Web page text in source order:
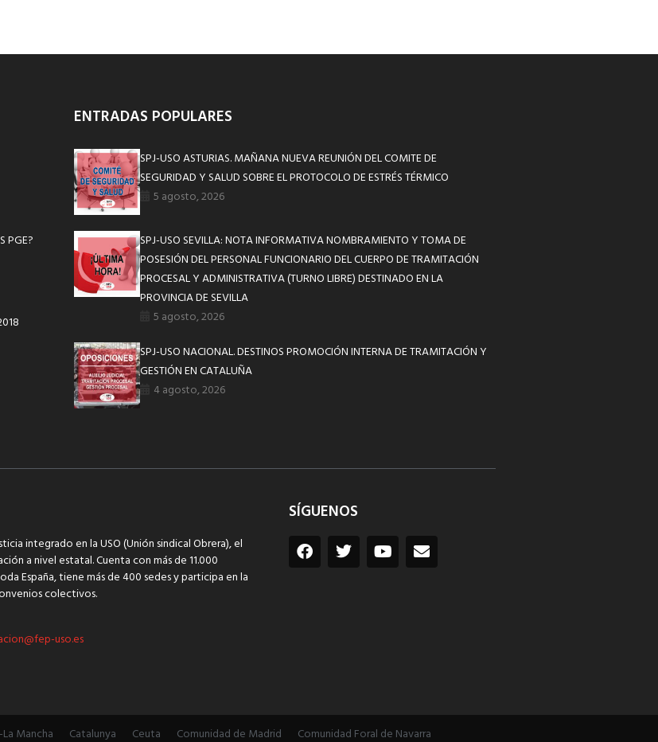
PGE?
ENTRADAS POPULARES
SPJ-USO ASTURIAS. MAÑANA NUEVA REUNIÓN DEL COMITE DE
SEGURIDAD Y SALUD SOBRE EL PROTOCOLO DE ESTRÉS TÉRMICO
5 agosto, 2026
SPJ-USO SEVILLA: NOTA INFORMATIVA NOMBRAMIENTO Y TOMA DE
POSESIÓN DEL PERSONAL FUNCIONARIO DEL CUERPO DE TRAMITACIÓN
PROCESAL Y ADMINISTRATIVA (TURNO LIBRE) DESTINADO EN LA
PROVINCIA DE SEVILLA
5 agosto, 2026
SPJ-USO NACIONAL. DESTINOS PROMOCIÓN INTERNA DE TRAMITACIÓN Y
GESTIÓN EN CATALUÑA
4 agosto, 2026
integrado en la USO (Unión sindical Obrera), el
a nivel estatal. Cuenta con más de 11.000
España, tiene más de 400 sedes y participa en la
colectivos.
uso.es
SÍGUENOS
Mancha Catalunya Ceuta Comunidad de Madrid Comunidad Foral de Navarra